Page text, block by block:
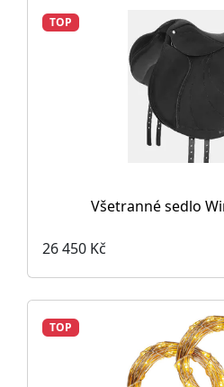
TOP
Všetranné sedlo
26 450 Kč
TOP